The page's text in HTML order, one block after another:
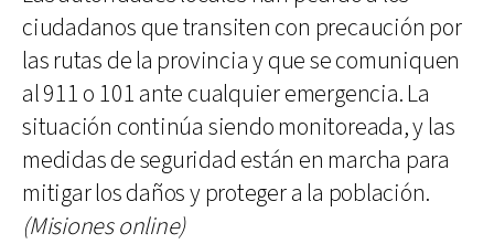
ciudadanos que transiten con precaución por
las rutas de la provincia y que se comuniquen
al 911 o 101 ante cualquier emergencia. La
situación continúa siendo monitoreada, y las
medidas de seguridad están en marcha para
mitigar los daños y proteger a la población.
(Misiones online)